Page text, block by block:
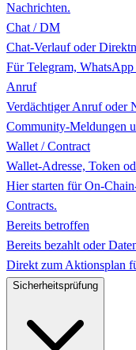
Nachrichten.
Chat / DM
Chat-Verlauf oder
Für Telegram,
Anruf
Verdächtiger Anruf oder
Community-Meldungen
Wallet / Contract
Wallet-Adresse, Token
Hier starten für On-
Contracts.
Bereits betroffen
Bereits bezahlt oder
Direkt zum Aktionsplan
Sicherheitsprüfung